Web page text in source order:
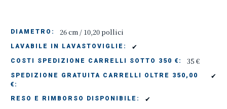
DIAMETRO: 26 cm / 10,20 pollici
LAVABILE IN LAVASTOVIGLIE: ✔
COSTI SPEDIZIONE CARRELLI SOTTO 350 €: 35 €
SPEDIZIONE GRATUITA CARRELLI OLTRE 350,00
€:
✔
RESO E RIMBORSO DISPONIBILE: ✔